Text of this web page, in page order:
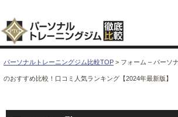
パーソナルトレーニングジム比較TOP > フォーム – パーソ
のおすすめ比較！口コミ人気ランキング【2024年最新版】